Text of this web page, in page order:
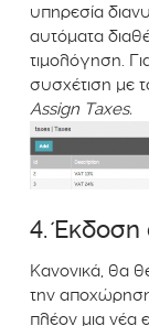
υπηρεσία
αυτόματα
τιμολόγηση.
συσχέτιση με
Assign Taxes.
4. Έκδοση
Κανονικά, θα
την
πλέον μια νέα